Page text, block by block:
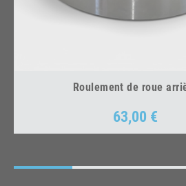
Roulement de roue
Prix
63,00 €